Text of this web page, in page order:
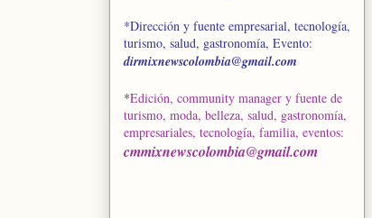
*Dirección y fuente empresarial, tecnología,
turismo, salud, gastronomía, Evento:
dirmixnewscolombia@gmail.com
*Edición, community manager y fuente de
turismo, moda, belleza, salud, gastronomía,
empresariales, tecnología, familia, eventos:
cmmixnewscolombia@gmail.com